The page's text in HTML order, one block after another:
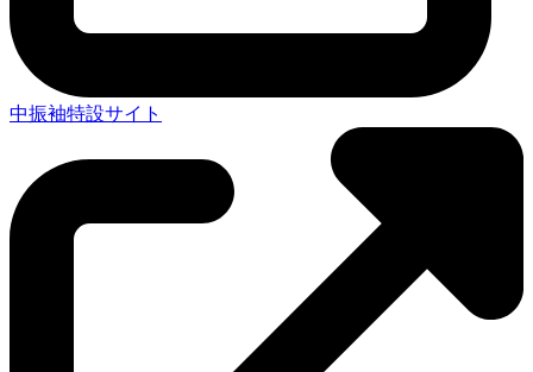
中振袖特設サイト